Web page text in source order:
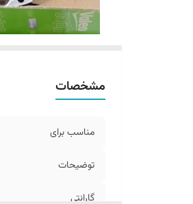
مشخصات
مناسب برای
توضیحات
گارانتی